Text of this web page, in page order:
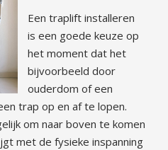
Een traplift installeren
is een goede keuze op
het moment dat het
bijvoorbeeld door
ouderdom of een
trap op en af te lopen.
om naar boven te komen
met de fysieke inspanning